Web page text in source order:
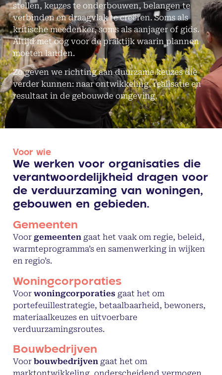
stellen, keuzes te onderbouwen, belangen te
verbinden en draagvlak te creëren. Soms als
kritische meedenker, soms als aanjager of gids.
Altijd met oog voor de praktijk waarin plannen
moeten landen.
Zo geven we richting aan duurzame keuzes die
verder kunnen: naar ontwikkeling, realisatie en
resultaat in de gebouwde omgeving.
Voor wie
We werken voor organisaties die
verantwoordelijkheid dragen voor
de verduurzaming van woningen,
gebouwen en gebieden.
Gemeenten
Voor gemeentengaat het vaak om regie, beleid,
warmteprogramma’s en samenwerking in wijken
en regio’s.
Woningcorporaties
Voor woningcorporaties gaat het om
portefeuillestrategie, betaalbaarheid, bewoners,
materiaalkeuzes en uitvoerbare
verduurzamingsroutes.
Bouwbedrijven
Voor bouwbedrijvengaat het om